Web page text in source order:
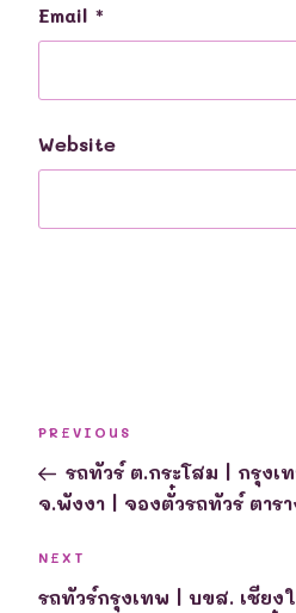
Email *
Website
navigation
Previous
Post
PREVIOUS
รถทัวร์ ต.กระโสม | กรุง
จ.พังงา | จองตั๋วรถทัวร์ ตาร
Next
Post
NEXT
รถทัวร์กรุงเทพ | บขส. เชียง